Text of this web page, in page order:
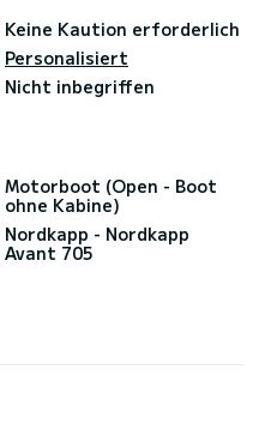
Keine Kaution erforderlich
Personalisiert
Nicht inbegriffen
Motorboot (Open - Boot
ohne Kabine)
Nordkapp - Nordkapp
Avant 705